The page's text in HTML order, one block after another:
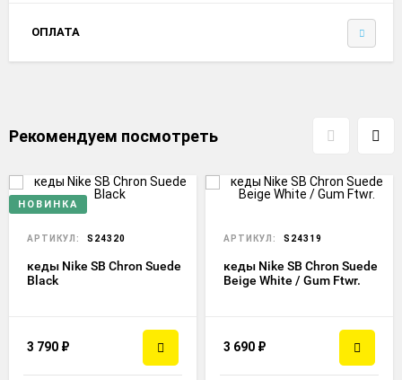
ОПЛАТА
Рекомендуем посмотреть
НОВИНКА
АРТИКУЛ: S24320
кеды Nike SB Chron Suede
Black
3 790 ₽
АРТИКУЛ: S24319
кеды Nike SB Chron Suede
Beige White / Gum Ftwr.
3 690 ₽